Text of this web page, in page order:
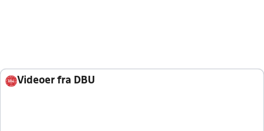
Videoer fra DBU